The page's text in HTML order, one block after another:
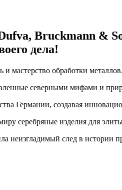
Bruckmann &
дела!
и мастерство обработки
северными мифами и
Германии, создавая
серебряные изделия для
неизгладимый след в истории